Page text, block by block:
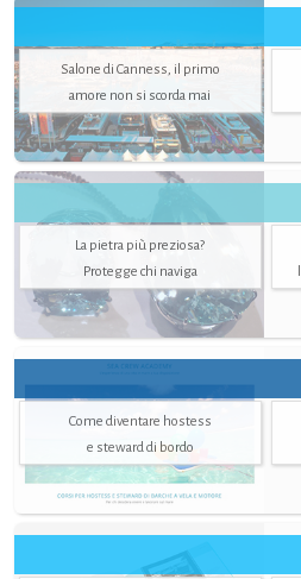
Salone di Canness, il primo
amore non si scorda mai
La pietra più preziosa?
Protegge chi naviga
Come diventare hostess
e steward di bordo